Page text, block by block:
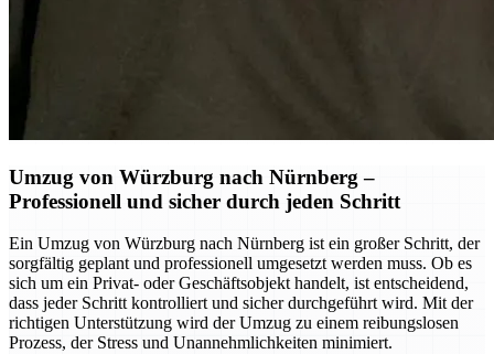
Umzug von Würzburg nach Nürnberg –
Professionell und sicher durch jeden Schritt
Ein Umzug von Würzburg nach Nürnberg ist ein großer Schritt, der
sorgfältig geplant und professionell umgesetzt werden muss. Ob es
sich um ein Privat- oder Geschäftsobjekt handelt, ist entscheidend,
dass jeder Schritt kontrolliert und sicher durchgeführt wird. Mit der
richtigen Unterstützung wird der Umzug zu einem reibungslosen
Prozess, der Stress und Unannehmlichkeiten minimiert.